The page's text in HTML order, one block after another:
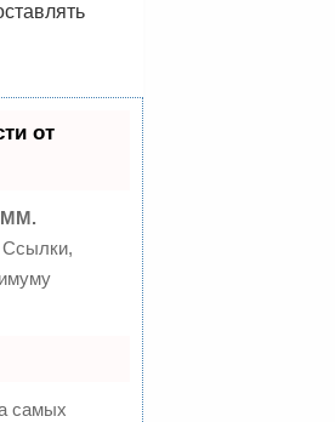
от
Ссылки,
самых